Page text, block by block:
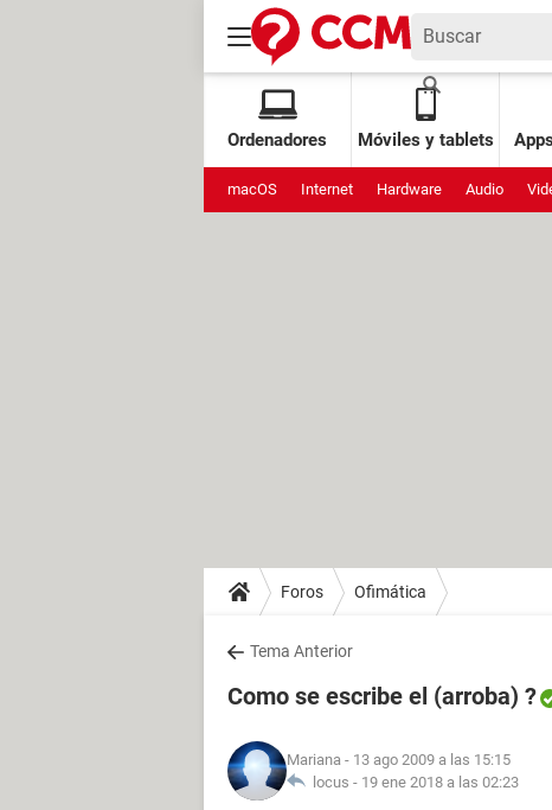
Ordenadores Móviles y tablets
macOS Internet Hardware Audio
Foros Ofimática
Tema Anterior
Como se escribe el (arroba) ?
Mariana - 13 ago 2009 a las 15:15
locus - 19 ene 2018 a las 02:23